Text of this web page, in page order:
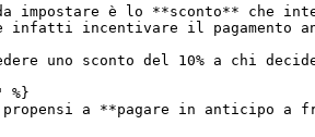
impostare è lo **sconto** che
infatti incentivare il pagamento
uno sconto del 10% a chi
%}
a **pagare in anticipo a